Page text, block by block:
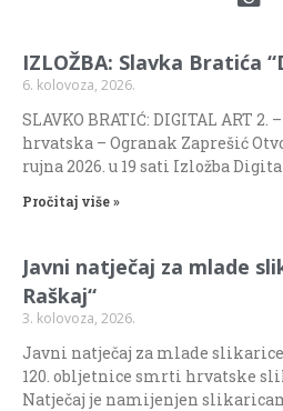
IZLOŽBA: Slavka Bratića
6. kolovoza, 2026.
SLAVKO BRATIĆ: DIGITAL ART 2.
hrvatska – Ogranak Zaprešić
rujna 2026. u 19 sati Izložba
Pročitaj više »
Javni natječaj za mlade
Raškaj“
3. kolovoza, 2026.
Javni natječaj za mlade slikarice
120. obljetnice smrti hrvatske
Natječaj je namijenjen